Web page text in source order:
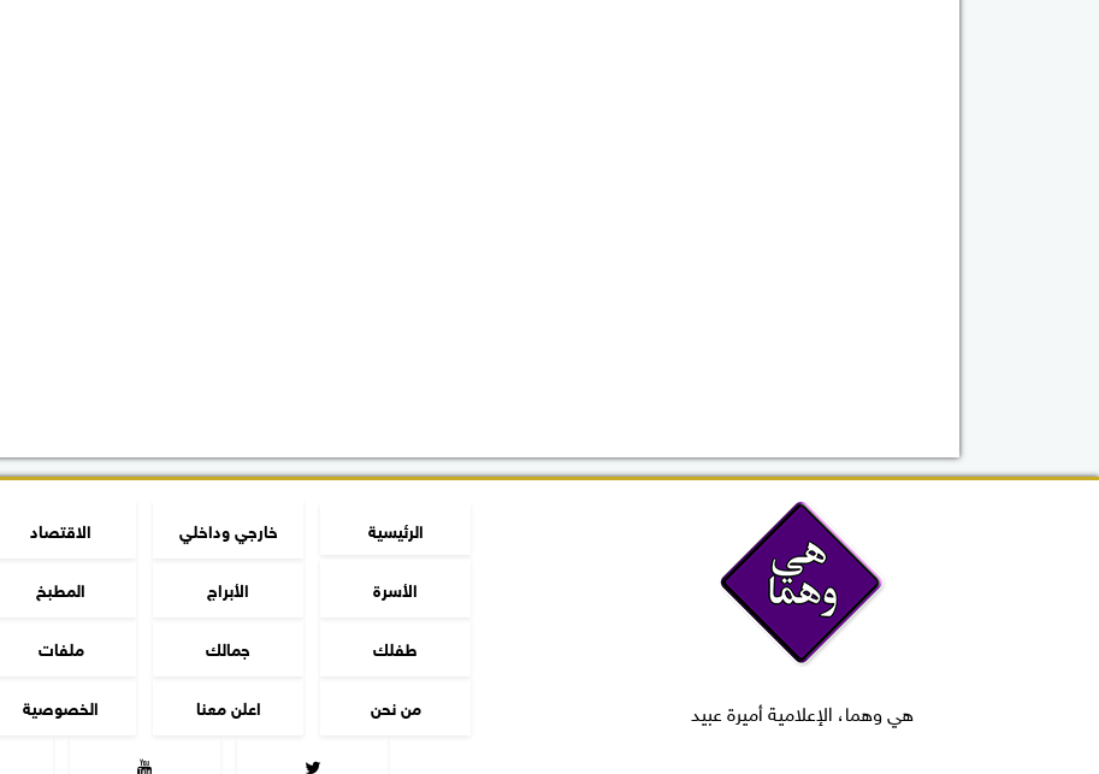
هي وهما، الإعلامية أميرة عبيد
الرئيسية خارجي وداخلي الاقتصاد
الأسرة
الأبراج المطبخ
طفلك
جمالك ملفات
من نحن
اعلن معنا الخصوصية

